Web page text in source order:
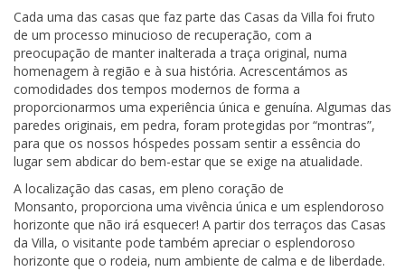
Cada uma das casas que faz parte das Casas da Villa foi fruto
de um processo minucioso de recuperação, com a
preocupação de manter inalterada a traça original, numa
homenagem à região e à sua história. Acrescentámos as
comodidades dos tempos modernos de forma a
proporcionarmos uma experiência única e genuína. Algumas das
paredes originais, em pedra, foram protegidas por “montras”,
para que os nossos hóspedes possam sentir a essência do
lugar sem abdicar do bem-estar que se exige na atualidade.
A localização das casas, em pleno coração de
Monsanto, proporciona uma vivência única e um esplendoroso
horizonte que não irá esquecer! A partir dos terraços das Casas
da Villa, o visitante pode também apreciar o esplendoroso
horizonte que o rodeia, num ambiente de calma e de liberdade.